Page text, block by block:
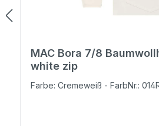
MAC Bora 7/8
white zip
Farbe: Cremeweiß - FarbNr.: